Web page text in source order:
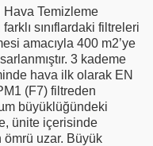
Hava Temizleme
sınıflardaki filtreleri
amacıyla 400 m2’ye
3 kademe
hava ilk olarak EN
(F7) filtreden
büyüklüğündeki
ünite içerisinde
ömrü uzar. Büyük